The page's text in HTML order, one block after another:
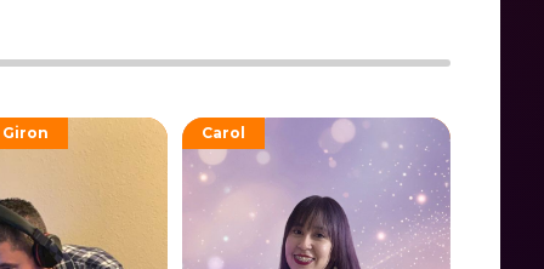
Carol